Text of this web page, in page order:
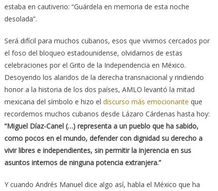
estaba en cautiverio: “Guárdela en memoria de esta noche
desolada”.
Será difícil para muchos cubanos, esos que vivimos cercados por
el foso del bloqueo estadounidense, olvidarnos de estas
celebraciones por el Grito de la Independencia en México.
Desoyendo los alaridos de la derecha transnacional y rindiendo
honor a la historia de los dos países, AMLO levantó la mitad
mexicana del símbolo e hizo el discurso más emocionante que
recordemos muchos cubanos desde Lázaro Cárdenas hasta hoy:
“Miguel Díaz-Canel (…) representa a un pueblo que ha sabido,
como pocos en el mundo, defender con dignidad su derecho a
vivir libres e independientes, sin permitir la injerencia en sus
asuntos internos de ninguna potencia extranjera.”
Y cuando Andrés Manuel dice algo así, habla el México que ha